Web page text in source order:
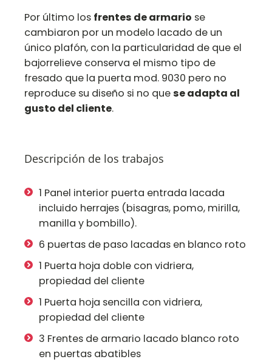
Por último los frentes de armario se
cambiaron por un modelo lacado de un
único plafón, con la particularidad de que el
bajorrelieve conserva el mismo tipo de
fresado que la puerta mod. 9030 pero no
reproduce su diseño si no quese adapta al
gusto del cliente.
Descripción de los trabajos
1 Panel interior puerta entrada lacada
incluido herrajes (bisagras, pomo, mirilla,
manilla y bombillo).
6 puertas de paso lacadas en blanco roto
1 Puerta hoja doble con vidriera,
propiedad del cliente
1 Puerta hoja sencilla con vidriera,
propiedad del cliente
3 Frentes de armario lacado blanco roto
en puertas abatibles